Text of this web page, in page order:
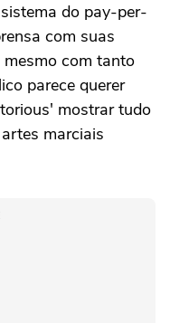
do pay-per-
com suas
mesmo com tanto
parece querer
mostrar tudo
marciais